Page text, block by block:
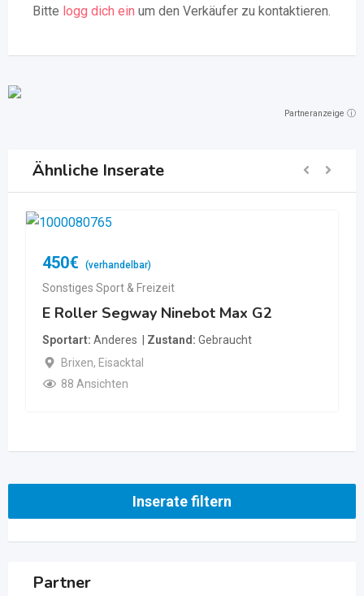
Bitte logg dich ein um den Verkäufer zu kontaktieren.
Partneranzeige ⓘ
Ähnliche Inserate
450€ (verhandelbar)
Sonstiges Sport & Freizeit
E Roller Segway Ninebot Max G2
Sportart Anderes Zustand
Gebraucht
Brixen, Eisacktal
88 Ansichten
Inserate filtern
Partner